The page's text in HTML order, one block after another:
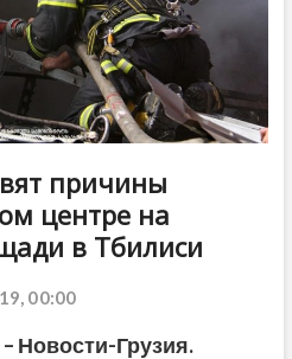
причины
центре на
в Тбилиси
00:00
– Новости-Грузия.